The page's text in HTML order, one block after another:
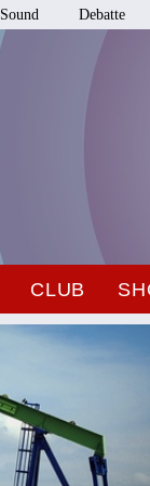
Sound Debatte
CLUB